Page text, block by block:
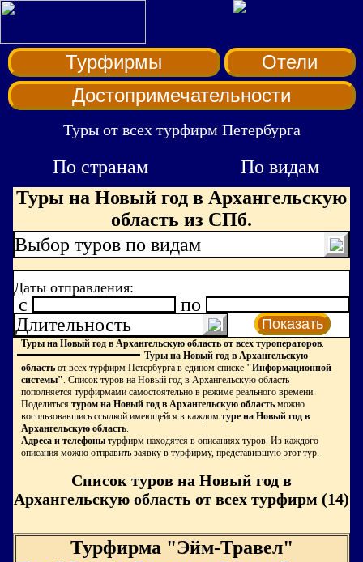
Турфирмы
Отели
Достопримечательности
Туры от всех турфирм Петербурга
По странам
По видам
Туры на Новый год в Архангельскую
область из СПб.
Выбор туров по видам
Даты отправления:
c
по
Длительность
Показать
Туры на Новый год в Архангельскую область от всех туроператоров.
Туры на Новый год в Архангельскую
область от всех турфирм Петербурга в едином списке "Информационной
системы". Список туров на Новый год в Архангельскую область
пополняется турфирмами самостоятельно в режиме реального времени.
Поделиться туром на Новый год в Архангельскую область можно
воспльзовавшись ссылкой имеющейся в каждом туре на Новый год в
Архангельскую область.
Адреса и телефоны турфирм находятся в описаниях туров. Из каждого
описания можно отправить заявку в турфирму, представившую этот тур.
Список туров на Новый год в
Архангельскую область от всех турфирм (14)
Турфирма "Эйм-Травел"